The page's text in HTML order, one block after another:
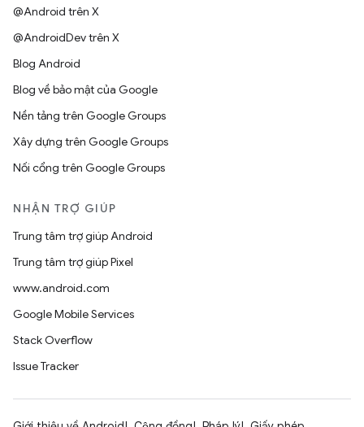
@Android trên X
@AndroidDev trên X
Blog Android
Blog về bảo mật của Google
Nền tảng trên Google Groups
Xây dựng trên Google Groups
Nối cổng trên Google Groups
NHẬN TRỢ GIÚP
Trung tâm trợ giúp Android
Trung tâm trợ giúp Pixel
www.android.com
Google Mobile Services
Stack Overflow
Issue Tracker